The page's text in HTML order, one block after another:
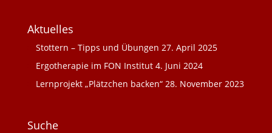
Aktuelles
Stottern – Tipps und Übungen 27. April 2025
Ergotherapie im FON Institut 4. Juni 2024
Lernprojekt „Plätzchen backen“ 28. November 2023
Suche